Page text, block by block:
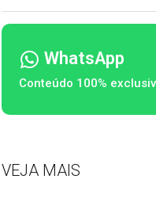
WhatsApp
Conteúdo 100%
VEJA MAIS